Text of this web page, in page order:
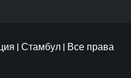
| Стамбул | Все права